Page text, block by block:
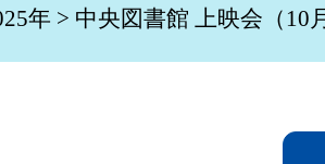
内 中央図書館
年 > 中央図書館 上映会（10